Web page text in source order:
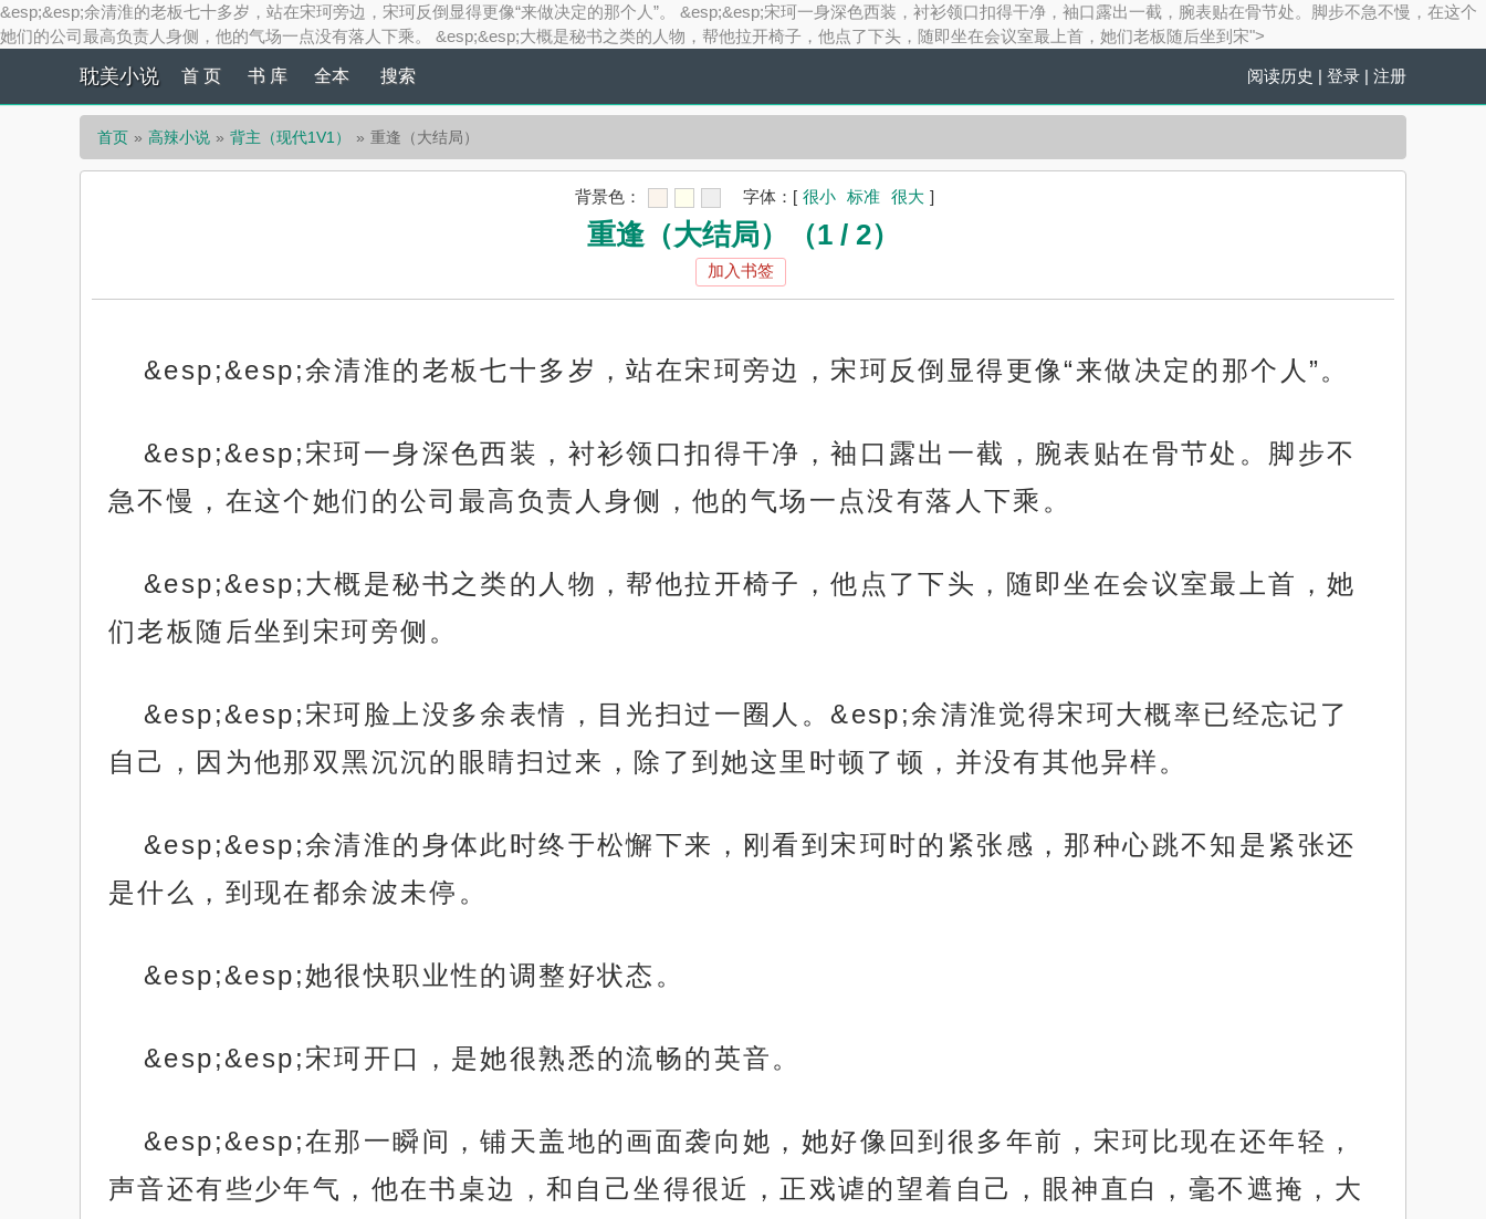
&esp;&esp;余清淮的老板七十多岁，站在宋珂旁边，宋珂反倒显得更像“来做决定的那个人”。 &esp;&esp;宋珂一身深色西装，衬衫领口扣得干净，袖口露出一截，腕表贴在骨节处。脚步不急不慢，在这个
她们的公司最高负责人身侧，他的气场一点没有落人下乘。 &esp;&esp;大概是秘书之类的人物，帮他拉开椅子，他点了下头，随即坐在会议室最上首，她们老板随后坐到宋">
耽美小说 阅读历史 | 登录 | 注册
首 页 书 库 全本 搜索
首页 高辣小说 背主（现代1V1） 重逢（大结局）
背景色： 字体： [ 很小 标准 很大 ]
重逢（大结局）（1 / 2）
加入书签
&esp;&esp;余清淮的老板七十多岁，站在宋珂旁边，宋珂反倒显得更像“来做决定的那个人”。
&esp;&esp;宋珂一身深色西装，衬衫领口扣得干净，袖口露出一截，腕表贴在骨节处。脚步不
急不慢，在这个她们的公司最高负责人身侧，他的气场一点没有落人下乘。
&esp;&esp;大概是秘书之类的人物，帮他拉开椅子，他点了下头，随即坐在会议室最上首，她
们老板随后坐到宋珂旁侧。
&esp;&esp;宋珂脸上没多余表情，目光扫过一圈人。&esp;余清淮觉得宋珂大概率已经忘记了
自己，因为他那双黑沉沉的眼睛扫过来，除了到她这里时顿了顿，并没有其他异样。
&esp;&esp;余清淮的身体此时终于松懈下来，刚看到宋珂时的紧张感，那种心跳不知是紧张还
是什么，到现在都余波未停。
&esp;&esp;她很快职业性的调整好状态。
&esp;&esp;宋珂开口，是她很熟悉的流畅的英音。
&esp;&esp;在那一瞬间，铺天盖地的画面袭向她，她好像回到很多年前，宋珂比现在还年轻，
声音还有些少年气，他在书桌边，和自己坐得很近，正戏谑的望着自己，眼神直白，毫不遮掩，大